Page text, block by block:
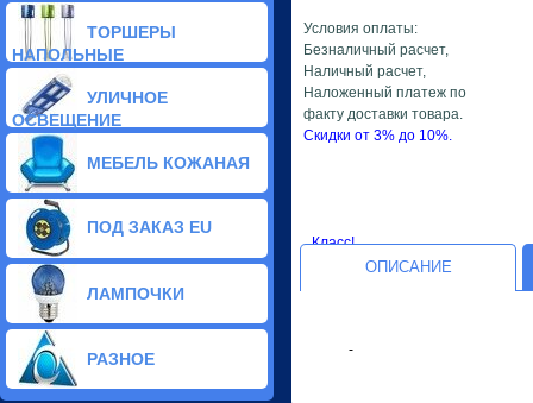
Условия оплаты:
Безналичный расчет,
Наличный расчет,
Наложенный платеж по
факту доставки товара.
Скидки от 3% до 10%.
Класс!
ОПИСАНИЕ
-
Галогенные бра (14)
Хрустальные бра (5)
Светодиодные бра (2)
Декоративные бра (136)
ТОРШЕРЫ
НАПОЛЬНЫЕ
УЛИЧНОЕ
ОСВЕЩЕНИЕ
МЕБЕЛЬ КОЖАНАЯ
ПОД ЗАКАЗ EU
ЛАМПОЧКИ
РАЗНОЕ